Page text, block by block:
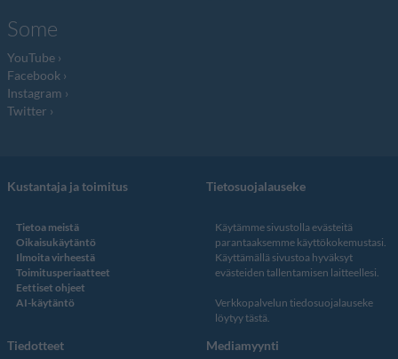
Some
YouTube
Facebook
Instagram
Twitter
Kustantaja ja toimitus
Tietoa meistä
Oikaisukäytäntö
Ilmoita virheestä
Toimitusperiaatteet
Eettiset ohjeet
AI-käytäntö
Tietosuojalauseke
Käytämme sivustolla evästeitä
parantaaksemme käyttökokemustasi.
Käyttämällä sivustoa hyväksyt
evästeiden tallentamisen laitteellesi.
Verkkopalvelun tiedosuojalauseke
löytyy tästä.
Tiedotteet Mediamyynti